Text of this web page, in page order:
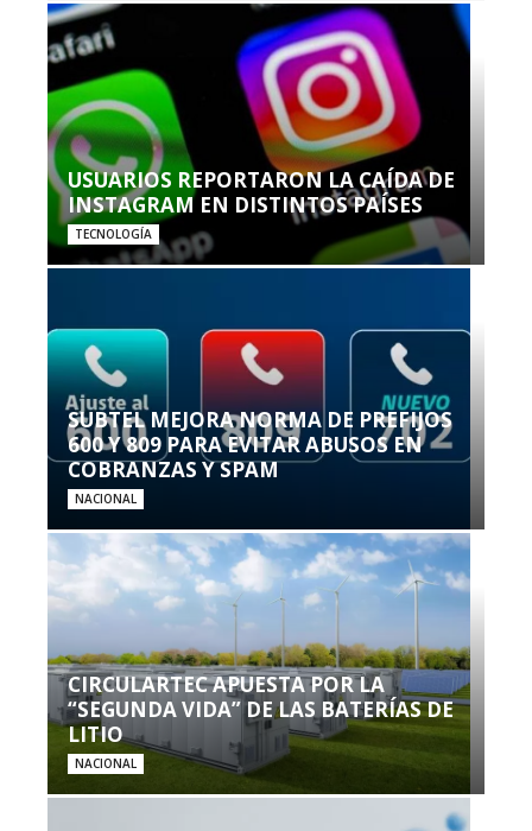
USUARIOS REPORTARON LA CAÍDA DE
INSTAGRAM EN DISTINTOS PAÍSES
TECNOLOGÍA
SUBTEL MEJORA NORMA DE PREFIJOS
600 Y 809 PARA EVITAR ABUSOS EN
COBRANZAS Y SPAM
NACIONAL
CIRCULARTEC APUESTA POR LA
“SEGUNDA VIDA” DE LAS BATERÍAS DE
LITIO
NACIONAL